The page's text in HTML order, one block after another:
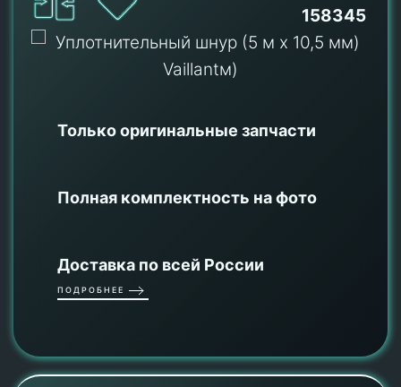
158345
Только оригинальные запчасти
Полная комплектность на фото
Доставка по всей России
ПОДРОБНЕЕ